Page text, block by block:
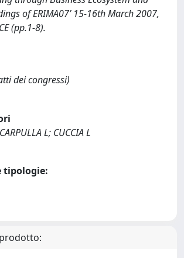
of ERIMA07’ 15-16th March 2007,
(pp.1-8).
dei congressi)
L; CUCCIA L
tipologie: